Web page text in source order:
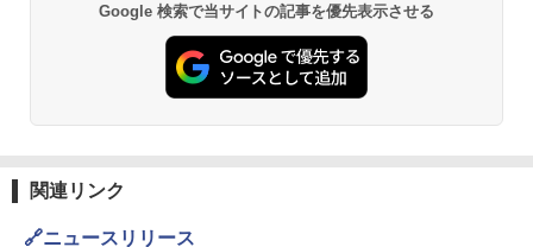
力的な町 2026～2027 地球の歩き方D アジア
￥2,079
PYKES PEAK (パイクスピーク) 着替えテン
ト プライバシー テント 【中が透けない】 1
人用 折りたたみ 防災グッズ 災害用トイレ ビ
ーチ ピクニック ポップアップテント 携帯 簡
ENDLESS BASE 《めざましテレビで紹介》
ラソル ガーデン サイトシート付 折りたたみ
防水 UVカット 4段階高さ調整 軽量 収納袋付
き
￥6,459
秒）射程5～10m 安全ロック搭載 携帯収納袋
Google 検索で当サイトの記事を優先表示させる
関連リンク
🔗ニュースリリース